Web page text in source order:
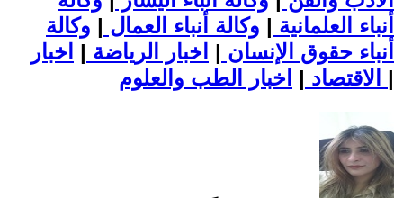
أنباء العلمانية | وكالة أنباء العمال | وكالة
أنباء حقوق الإنسان | اخبار الرياضة | اخبار
الاقتصاد | |